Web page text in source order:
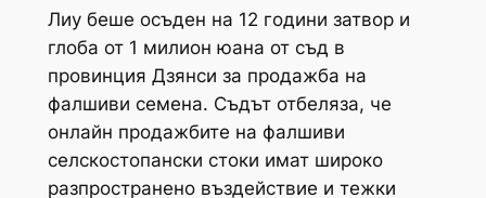
Лиу беше осъден на 12 години затвор и
глоба от 1 милион юана от съд в
провинция Дзянси за продажба на
фалшиви семена. Съдът отбеляза, че
онлайн продажбите на фалшиви
селскостопански стоки имат широко
разпространено въздействие и тежки